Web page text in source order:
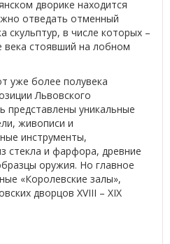
дворике находится
отведать отменный
скульптур, в числе которых –
века стоявший на лобном
уже более полувека
Львовского
представлены уникальные
живописи и
инструменты,
стекла и фарфора, древние
оружия. Но главное
«Королевские залы»,
дворцов XVIII – XIX